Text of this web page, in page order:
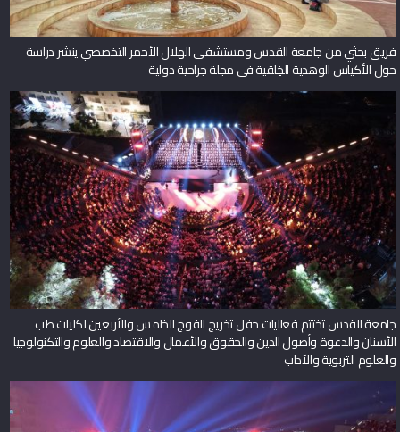
فريق بحثي من جامعة القدس ومستشفى الهلال الأحمر التخصصي ينشر دراسة
حول الأكياس الوهدية الخِلقية في مجلة جراحية دولية
جامعة القدس تختتم فعاليات حفل تخريج الفوج الخامس والأربعين لكليات طب
الأسنان والدعوة وأصول الدين والحقوق والأعمال والاقتصاد والعلوم والتكنولوجيا
والعلوم التربوية والآداب